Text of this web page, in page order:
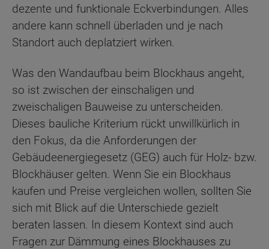
dezente und funktionale Eckverbindungen. Alles
andere kann schnell überladen und je nach
Standort auch deplatziert wirken.
Was den Wandaufbau beim Blockhaus angeht,
so ist zwischen der einschaligen und
zweischaligen Bauweise zu unterscheiden.
Dieses bauliche Kriterium rückt unwillkürlich in
den Fokus, da die Anforderungen der
Gebäudeenergiegesetz (GEG) auch für Holz- bzw.
Blockhäuser gelten. Wenn Sie ein Blockhaus
kaufen und Preise vergleichen wollen, sollten Sie
sich mit Blick auf die Unterschiede gezielt
beraten lassen. In diesem Kontext sind auch
Fragen zur Dämmung eines Blockhauses zu